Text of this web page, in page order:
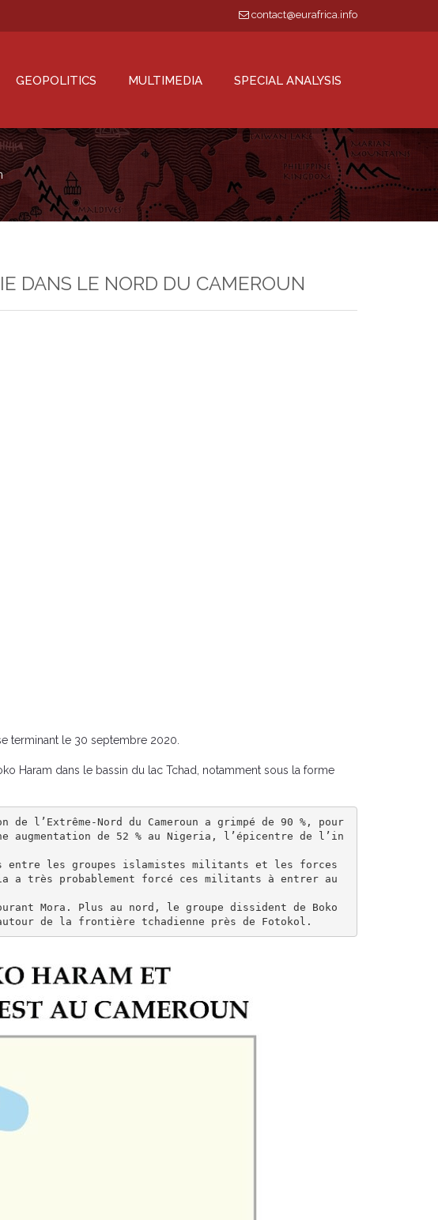
contact@eurafrica.info
GEOPOLITICS MULTIMEDIA SPECIAL ANALYSIS
DANS LE NORD DU CAMEROUN
terminant le 30 septembre 2020.
Haram dans le bassin du lac Tchad, notamment sous la forme
l’Extrême-Nord du Cameroun a grimpé de 90 %, pour
augmentation de 52 % au Nigeria, l’épicentre de l’in
entre les groupes islamistes militants et les forces
a très probablement forcé ces militants à entrer au
Mora. Plus au nord, le groupe dissident de Boko
de la frontière tchadienne près de Fotokol.